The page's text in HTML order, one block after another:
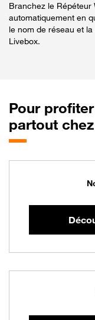
Branchez le Répéteur
automatiquement en
le nom de réseau et
Livebox.
Pourprofiter
partout